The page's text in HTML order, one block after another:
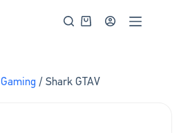
Gaming / Shark GTAV